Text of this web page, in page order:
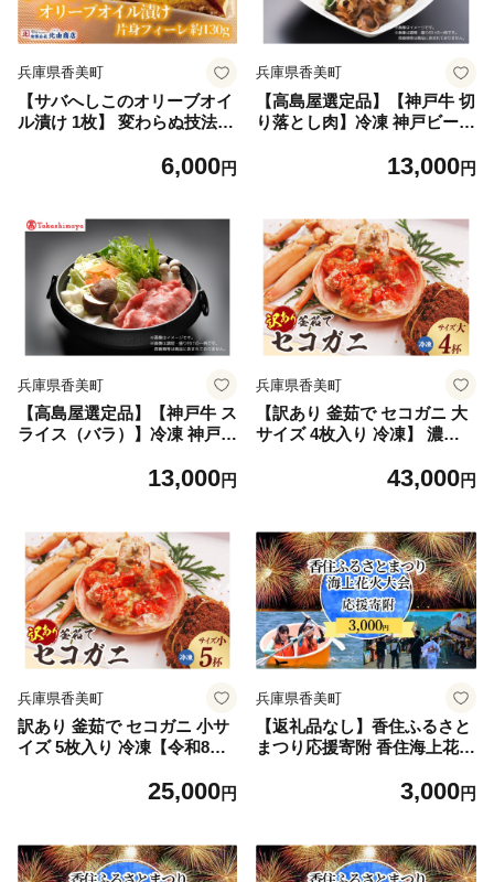
兵庫県香美町
【サバへしこのオリーブオイ
ル漬け 1枚】 変わらぬ技法
食品 手作業 ご飯のお供に ワ
かとオリーブオイルの２度漬
け製法 発酵 海鮮 糠漬け 熟成
おつまみ 酒の肴 ふるさと納
税 兵庫県 香美町 香住 北由商
店 44-05
6,000円
兵庫県香美町
【高島屋選定品】【神戸牛 切
り落とし肉】冷凍 神戸ビーフ
切り落とし 人気 国産 お取り
3000円 79-01
13,000円
兵庫県香美町
【高島屋選定品】【神戸牛 ス
ライス（バラ）】冷凍 神戸ビ
牛肉 バラ スライス 人気 国産
BB 13000円 79-02
13,000円
兵庫県香美町
【訳あり 釜茹で セコガニ 大
サイズ 4枚入り 冷凍】 濃厚
けあり 国産 カニ かに 蟹 ズ
大人気 ふるさと納税 おすす
め 返礼品 兵庫県 香美町 香住
山米鮮魚 SKG WKA 74-21
43,000円
兵庫県香美町
訳あり 釜茹で セコガニ 小サ
イズ 5枚入り 冷凍【令和8年1
の本場 香住 濃厚 かにミソ 内
ガニ 松葉ガニ せいこがに メ
スガニ 爪 ほぐし ボイル 脚
25,000円
兵庫県香美町
【返礼品なし】香住ふるさと
まつり応援寄附 香住海上花火
来年も美しい香住の花火大会
す。ふるさとづくり 寄附金
支援 1万以下 花火 花火大会
3,000円